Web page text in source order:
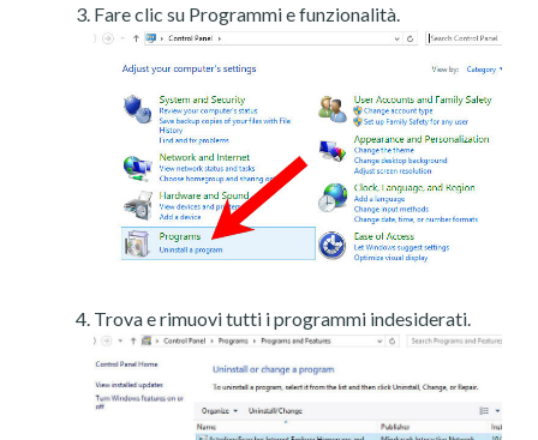
Fare clic su Programmi e funzionalità.
Trova e rimuovi tutti i programmi indesiderati.